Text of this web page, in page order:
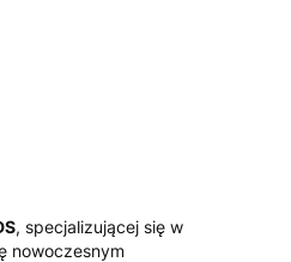
, specjalizującej się w
nowoczesnym